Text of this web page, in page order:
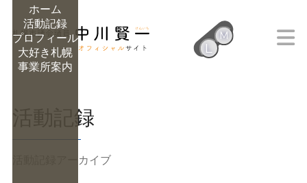
M
L
ホーム
活動記録
プロフィール
大好き札幌
事業所案内
活動記録
活動記録アーカイブ